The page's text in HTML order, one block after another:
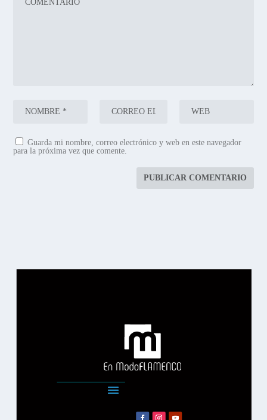
Guarda mi nombre, correo electrónico y web en este navegador
para la próxima vez que comente.